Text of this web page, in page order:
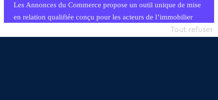
Les Annonces du Commerce propose un outil unique de mise
en relation qualifiée conçu pour les acteurs de l’immobilier
commercial et les collectivités territoriales, simple et intégrant
Tout refuser